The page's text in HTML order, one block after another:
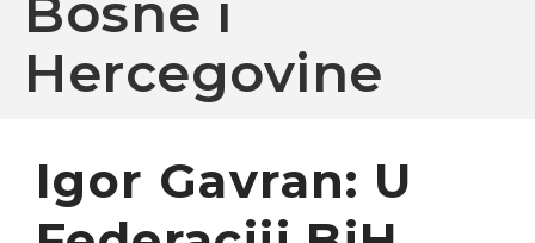
Doktori odlaze, vlast odbija
pregovore
kompletna industrija u BiH
– mišljenja je ekonomista
Aleksa Milojević
Hercegovine
Igor Gavran: U